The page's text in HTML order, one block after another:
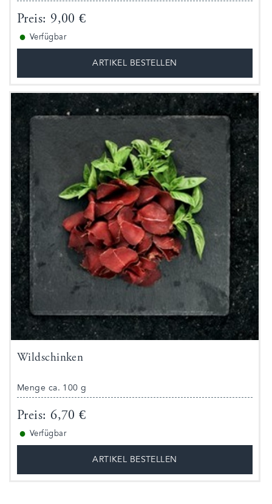
Preis: 9,00 €
● Verfügbar
ARTIKEL BESTELLEN
Wildschinken
Menge ca. 100 g
Preis: 6,70 €
● Verfügbar
ARTIKEL BESTELLEN